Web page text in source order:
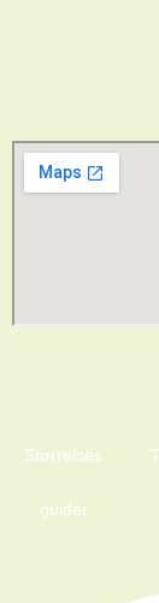
Størrelses
guider